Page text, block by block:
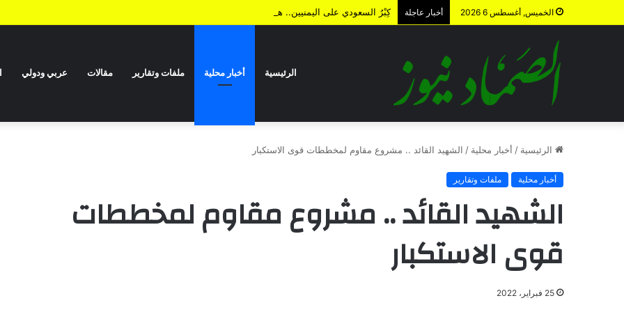
الخميس, أغسطس 6 2026 أخبار عاجلة كِبْرُ السعودي على اليمنيين.. هل من نهاية؟!
الرئيسية أخبار محلية ملفات وتقارير مقالات عربي ودولي
الرئيسية / أخبار محلية / الشهيد القائد .. مشروع مقاوم لمخططات قوى الاستكبار
أخبار محلية ملفات وتقارير
الشهيد القائد .. مشروع مقاوم لمخططات
قوى الاستكبار
25 فبراير، 2022